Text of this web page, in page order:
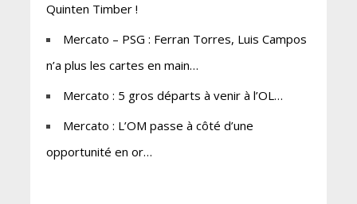
Quinten Timber !
Mercato – PSG : Ferran Torres, Luis Campos
n’a plus les cartes en main…
Mercato : 5 gros départs à venir à l’OL…
Mercato : L’OM passe à côté d’une
opportunité en or…